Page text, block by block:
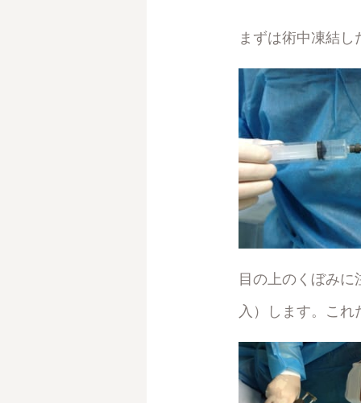
まずは術中凍結
目の上のくぼみ
入）します。こ